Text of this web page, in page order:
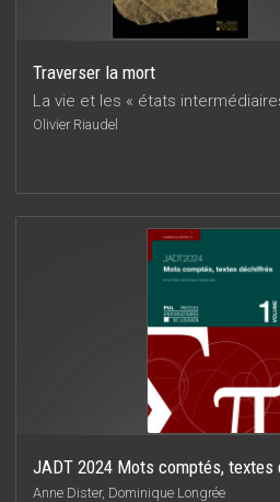
Traverser la mort
La vie et les « états
Olivier Riaudel
JADT 2024 Mots comptés,
Anne Dister, Dominique Longrée